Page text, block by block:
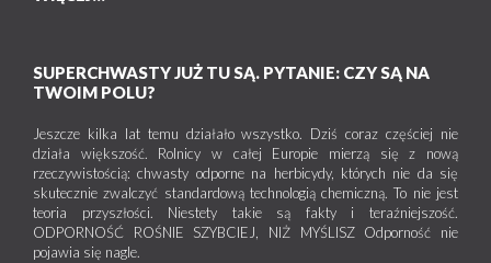
SUPERCHWASTY JUŻ TU SĄ. PYTANIE: CZY SĄ NA
TWOIM POLU?
Jeszcze kilka lat temu działało wszystko. Dziś coraz częściej nie
działa większość. Rolnicy w całej Europie mierzą się z nową
rzeczywistością: chwasty odporne na herbicydy, których nie da się
skutecznie zwalczyć standardową technologią chemiczną. To nie jest
teoria przyszłości. Niestety takie są fakty i teraźniejszość.
ODPORNOŚĆ ROŚNIE SZYBCIEJ, NIŻ MYŚLISZ Odporność nie
pojawia się nagle.